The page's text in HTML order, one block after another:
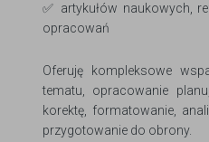
✅ artykułów naukowych,
opracowań
Oferuję kompleksowe
tematu, opracowanie
korektę, formatowanie,
przygotowanie do obrony.